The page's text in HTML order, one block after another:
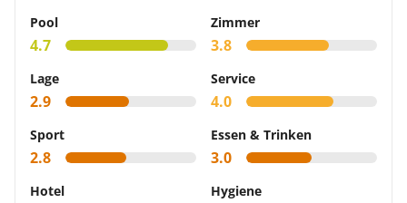
Pool
4.7
Zimmer
3.8
Lage
2.9
Service
4.0
Sport
2.8
Essen & Trinken
3.0
Hotel Hygiene